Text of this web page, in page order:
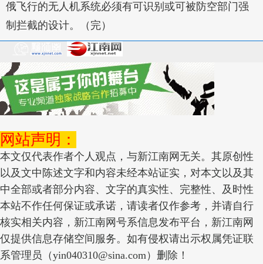
俄飞行的无人机系统必须有可识别或可被防空部门强
制拦截的设计。（完）
网站声明：
本文仅代表作者个人观点，与新江南网无关。其原创性
以及文中陈述文字和内容未经本站证实，对本文以及其
中全部或者部分内容、文字的真实性、完整性、及时性
本站不作任何保证或承诺，请读者仅作参考，并请自行
核实相关内容，新江南网号系信息发布平台，新江南网
仅提供信息存储空间服务。如有侵权请出示权属凭证联
系管理员（yin040310@sina.com）删除！